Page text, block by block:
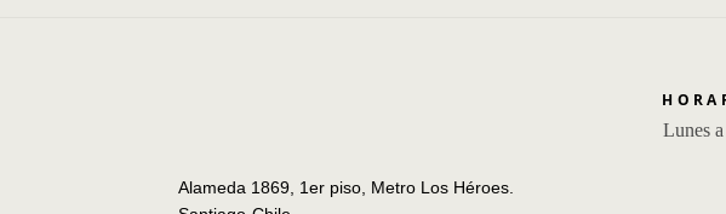
Alameda 1869, 1er piso, Metro Los Héroes.
Lunes